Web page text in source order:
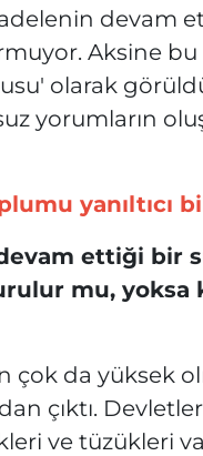
devam
Aksine
olarak
yorumların
yanıltıcı
ettiği bir
mu, yoksa
çok da yüksek
çıktı.
ve tüzükleri